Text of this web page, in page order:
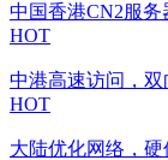
中国香港CN2服务
HOT
中港高速访问，双
HOT
大陆优化网络，硬